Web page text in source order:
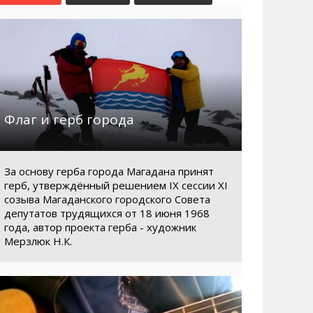
Маршруты. Улицы, остановки
Телефоны
Автобусы Магадан – Аэропорт
Таблица приливов отливов
Интернет
Жилье
Не мусорить
Браконьеры
Флаг и герб города
За основу герба города Магадана принят
герб, утверждённый решением IX сессии XI
созыва Магаданского городского Совета
депутатов трудящихся от 18 июня 1968
года, автор проекта герба - художник
Мерзлюк Н.К.